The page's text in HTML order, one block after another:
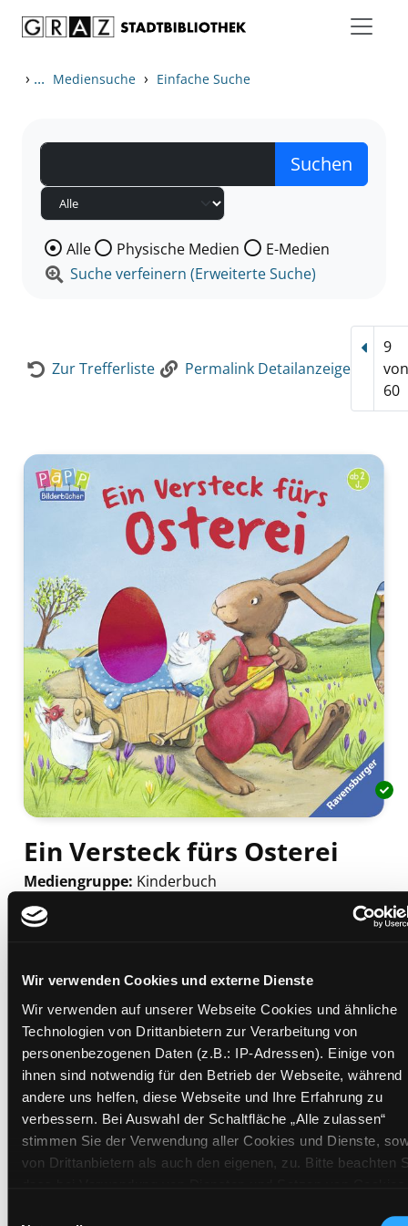
Wir verwenden Cookies und externe Dienste
Wir verwenden auf unserer Webseite Cookies und ähnliche
Technologien von Drittanbietern zur Verarbeitung von
personenbezogenen Daten (z.B.: IP-Adressen). Einige von
ihnen sind notwendig für den Betrieb der Webseite, während
andere uns helfen, diese Webseite und Ihre Erfahrung zu
verbessern. Bei Auswahl der Schaltfläche „Alle zulassen“
stimmen Sie der Verwendung aller Cookies und Dienste,
von Drittanbietern als auch den eigenen, zu. Bitte beachten
› ... Mediensuche › Einfache Suche
Wählen Sie die Medienart nach der Sie suchen wollen.
Alle Physische Medien
E-Medien
Suche verfeinern (Erweiterte Suche)
Zur Trefferliste Permalink Detailanzeige
9
60
Ein Versteck fürs Osterei
Mediengruppe: Kinderbuch
Suche nach diesem Verfasser
Beschreibung ein-/ausblenden
Exemplare
Zweigstelle: Ost - Schillerstraße
Signatur: JD.XO VER
Standort 2: Ausleihe
Status: Verfügbar